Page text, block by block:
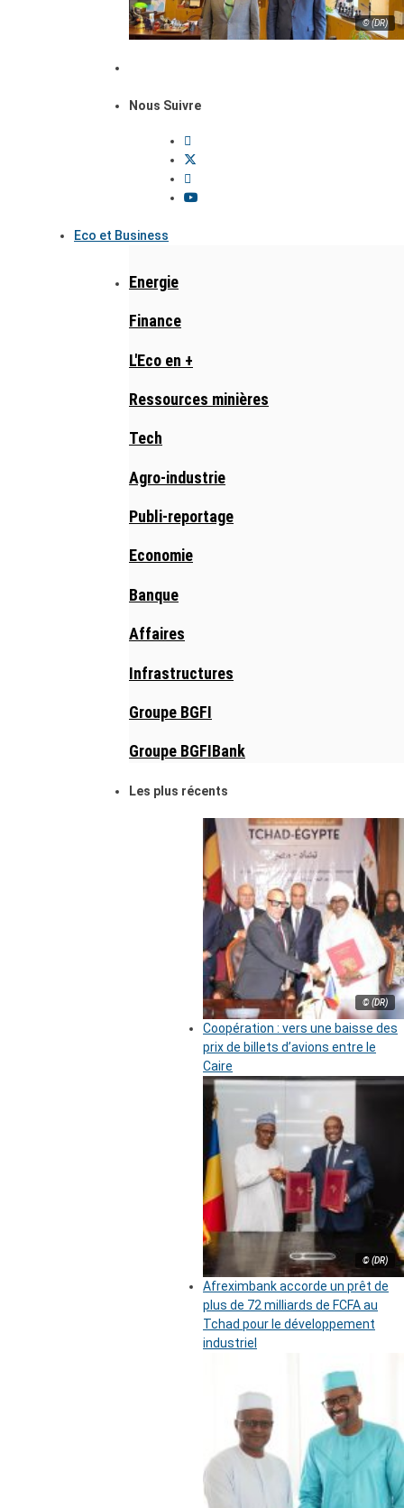
© (DR)
Nous Suivre
Eco et Business
Energie
Finance
L'Eco en +
Ressources minières
Tech
Agro-industrie
Publi-reportage
Economie
Banque
Affaires
Infrastructures
Groupe BGFI
Groupe BGFIBank
Les plus récents
© (DR)
Coopération : vers une baisse des
prix de billets d’avions entre le
Caire
© (DR)
Afreximbank accorde un prêt de
plus de 72 milliards de FCFA au
Tchad pour le développement
industriel